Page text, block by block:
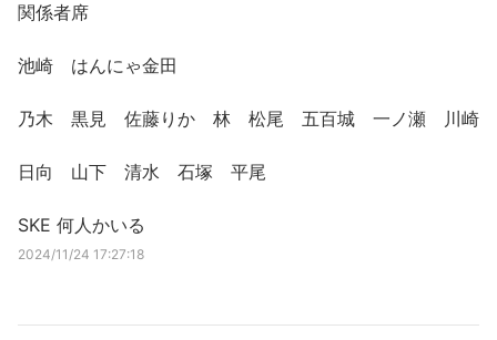
関係者席
池崎 はんにゃ金田
乃木 黒見 佐藤りか 林 松尾 五百城 一ノ瀬 川崎
日向 山下 清水 石塚 平尾
SKE 何人かいる
2024/11/24 17:27:18